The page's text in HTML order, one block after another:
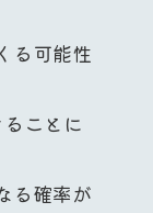
る可能性
ことに
る確率が